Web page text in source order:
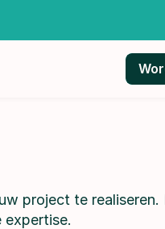
expertise.